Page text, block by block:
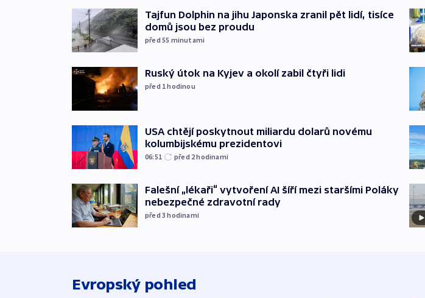
Tajfun Dolphin na jihu Japonska zranil pět lidí, tisíce
domů jsou bez proudu
před 55 minutami
Ruský útok na Kyjev a okolí zabil čtyři lidi
před 1hodinou
USA chtějí poskytnout miliardu dolarů novému
kolumbijskému prezidentovi
06:51 před 2hodinami
Falešní „lékaři“ vytvoření AI šíří mezi staršími Poláky
nebezpečné zdravotní rady
před 3hodinami
Evropský pohled